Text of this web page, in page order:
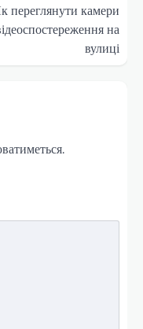
переглянути камери
на
вулиці